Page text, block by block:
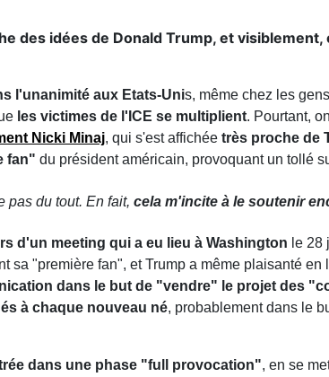
des idées de Donald Trump, et visiblement,
l'unanimité aux Etats-Unis, même chez les
les victimes de l'ICE se multiplient. Pourtant,
Nicki Minaj, qui s'est affichée très proche de
fan" du président américain, provoquant un tollé
pas du tout. En fait, cela m'incite à le soutenir
d'un meeting qui a eu lieu à Washington le 28
sa "première fan", et Trump a même plaisanté
dans le but de "vendre" le projet des
à chaque nouveau né, probablement dans le
dans une phase "full provocation", en se